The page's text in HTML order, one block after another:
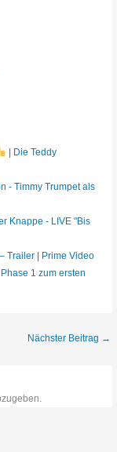
| Die Teddy
- Timmy Trumpet als
Knappe - LIVE "Bis
Trailer | Prime Video
1 zum ersten
Nächster Beitrag →